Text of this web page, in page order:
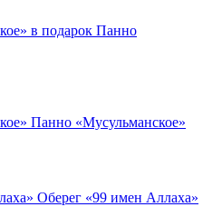
Панно
Панно «Мусульманское»
Оберег «99 имен Аллаха»